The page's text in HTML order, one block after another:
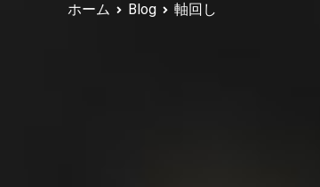
ホーム Blog 軸回し